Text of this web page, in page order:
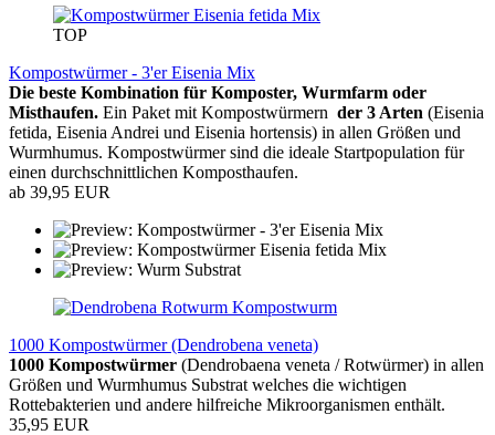
TOP
Kompostwürmer - 3'er Eisenia Mix
Die beste Kombination für Komposter, Wurmfarm oder
Misthaufen. Ein Paket mit Kompostwürmern der 3 Arten (Eisenia
fetida, Eisenia Andrei und Eisenia hortensis) in allen Größen und
Wurmhumus. Kompostwürmer sind die ideale Startpopulation für
einen durchschnittlichen Komposthaufen.
ab 39,95 EUR
1000 Kompostwürmer (Dendrobena veneta)
1000 Kompostwürmer (Dendrobaena veneta / Rotwürmer) in allen
Größen und Wurmhumus Substrat welches die wichtigen
Rottebakterien und andere hilfreiche Mikroorganismen enthält.
35,95 EUR